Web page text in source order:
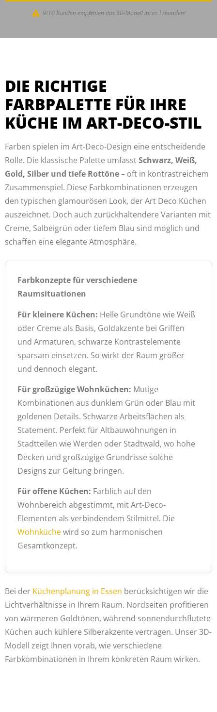
9/10 Kunden empfehlen das 3D-Modell ihren Freunden!
DIE RICHTIGE
FARBPALETTE FÜR IHRE
KÜCHE IM ART-DECO-STIL
Farben spielen im Art-Deco-Design eine entscheidende
Rolle. Die klassische Palette umfasstSchwarz, Weiß,
Gold, Silber und tiefe Rottöne– oft in kontrastreichem
Zusammenspiel. Diese Farbkombinationen erzeugen
den typischen glamourösen Look, der Art Deco Küchen
auszeichnet. Doch auch zurückhaltendere Varianten mit
Creme, Salbeigrün oder tiefem Blau sind möglich und
schaffen eine elegante Atmosphäre.
Farbkonzepte für verschiedene
Raumsituationen
Für kleinere Küchen: Helle Grundtöne wie Weiß
oder Creme als Basis, Goldakzente bei Griffen
und Armaturen, schwarze Kontrastelemente
sparsam einsetzen. So wirkt der Raum größer
und dennoch elegant.
Für großzügige Wohnküchen: Mutige
Kombinationen aus dunklem Grün oder Blau mit
goldenen Details. Schwarze Arbeitsflächen als
Statement. Perfekt für Altbauwohnungen in
Stadtteilen wie Werden oder Stadtwald, wo hohe
Decken und großzügige Grundrisse solche
Designs zur Geltung bringen.
Für offene Küchen: Farblich auf den
Wohnbereich abgestimmt, mit Art-Deco-
Elementen als verbindendem Stilmittel. Die
Wohnküchewird so zum harmonischen
Gesamtkonzept.
Bei der Küchenplanung in Essen berücksichtigen wir die
Lichtverhältnisse in Ihrem Raum. Nordseiten profitieren
von wärmeren Goldtönen, während sonnendurchflutete
Küchen auch kühlere Silberakzente vertragen. Unser 3D-
Modell zeigt Ihnen vorab, wie verschiedene
Farbkombinationen in Ihrem konkreten Raum wirken.